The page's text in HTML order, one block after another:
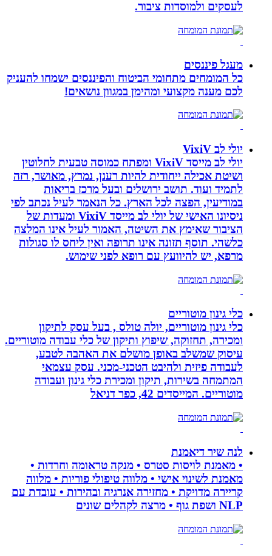
לעסקים ולמוסדות ציבור.
מעגל פיננסים
כל המומחים מתחומי הביטוח והפיננסים ישמחו להעניק
לכם מענה מקצועי ומהימן במגוון נושאים!
יולי לב VixiV
יולי לב מייסד VixiV ומפתח כמוסה טבעית לחלוטין
ושיטת אכילה ייחודית להיות רענן, נמרץ, מאושר, רזה
לתמיד ועוד. תושב ירושלים ובעל מרכז בריאות
במודיעין, הפצה לכל הארץ. כל הנאמר לעיל נכתב לפי
ניסיונו האישי של יולי לב מייסד VixiV ומעדות של
הציבור שאימץ את השיטה, האמור לעיל אינו המלצה
כלשהי. תוסף תזונה אינו תרופה ואין ליחס לו סגולות
מרפא, יש להיוועץ עם רופא לפני שימוש.
כלי גינון מוטוריים
כלי גינון מוטוריים, יולה טולס , בעל עסק לתיקון
ומכירה, תחזוקה, שיפוץ ותיקון של כלי עבודה מוטוריים.
עיסוק שמשלב באופן מושלם את האהבה לטבע,
לעבודה פיזית ולהיבט הטכני-מכני. עסק עצמאי
המתמחה בשירות, תיקון ומכירת כלי גינון ועבודה
מוטוריים. המייסדים 42, כפר דניאל
לנה שיר דיאמנת
• מאמנת לויסות סטרס • מנקה טראומה וחרדות •
מאמנת לשינוי אישי • מלווה טיפולי פוריות • מלווה
קריירה מדויקת • מחזירה אנרגיה ובהירות • עובדת עם